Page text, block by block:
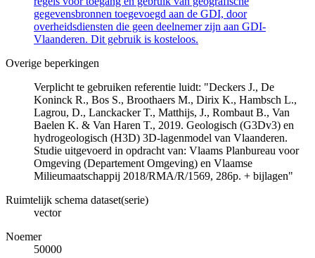
gegevensbronnen toegevoegd aan de GDI, door
overheidsdiensten die geen deelnemer zijn aan GDI-
Vlaanderen. Dit gebruik is kosteloos.
Overige beperkingen
Verplicht te gebruiken referentie luidt: "Deckers J., De
Koninck R., Bos S., Broothaers M., Dirix K., Hambsch L.,
Lagrou, D., Lanckacker T., Matthijs, J., Rombaut B., Van
Baelen K. & Van Haren T., 2019. Geologisch (G3Dv3) en
hydrogeologisch (H3D) 3D-lagenmodel van Vlaanderen.
Studie uitgevoerd in opdracht van: Vlaams Planbureau voor
Omgeving (Departement Omgeving) en Vlaamse
Milieumaatschappij 2018/RMA/R/1569, 286p. + bijlagen"
Ruimtelijk schema dataset(serie)
vector
Noemer
50000